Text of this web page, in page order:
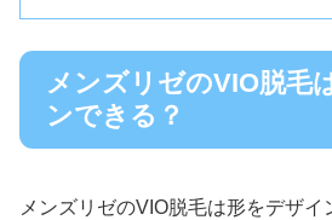
メンズリゼのVIO脱毛
ンできる？
メンズリゼのVIO脱毛は形をデザ